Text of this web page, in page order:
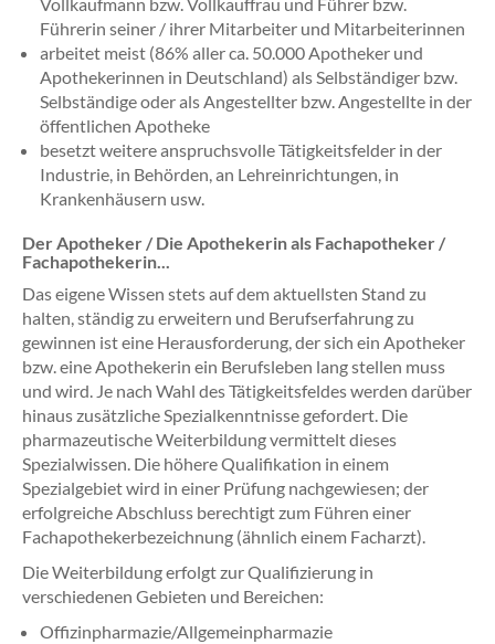
Führerin seiner / ihrer Mitarbeiter und Mitarbeiterinnen
arbeitet meist (86% aller ca. 50.000 Apotheker und
Apothekerinnen in Deutschland) als Selbständiger bzw.
Selbständige oder als Angestellter bzw. Angestellte in der
öffentlichen Apotheke
besetzt weitere anspruchsvolle Tätigkeitsfelder in der
Industrie, in Behörden, an Lehreinrichtungen, in
Krankenhäusern usw.
Der Apotheker / Die Apothekerin als Fachapotheker /
Fachapothekerin...
Das eigene Wissen stets auf dem aktuellsten Stand zu
halten, ständig zu erweitern und Berufserfahrung zu
gewinnen ist eine Herausforderung, der sich ein Apotheker
bzw. eine Apothekerin ein Berufsleben lang stellen muss
und wird. Je nach Wahl des Tätigkeitsfeldes werden darüber
hinaus zusätzliche Spezialkenntnisse gefordert. Die
pharmazeutische Weiterbildung vermittelt dieses
Spezialwissen. Die höhere Qualifikation in einem
Spezialgebiet wird in einer Prüfung nachgewiesen; der
erfolgreiche Abschluss berechtigt zum Führen einer
Fachapothekerbezeichnung (ähnlich einem Facharzt).
Die Weiterbildung erfolgt zur Qualifizierung in
verschiedenen Gebieten und Bereichen:
Offizinpharmazie/Allgemeinpharmazie